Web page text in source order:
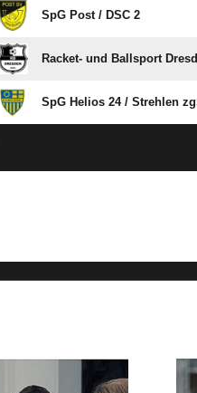
SpG Post /​ DSC 2
Racket- und Ballsport
SpG Helios 24 /​ Strehlen